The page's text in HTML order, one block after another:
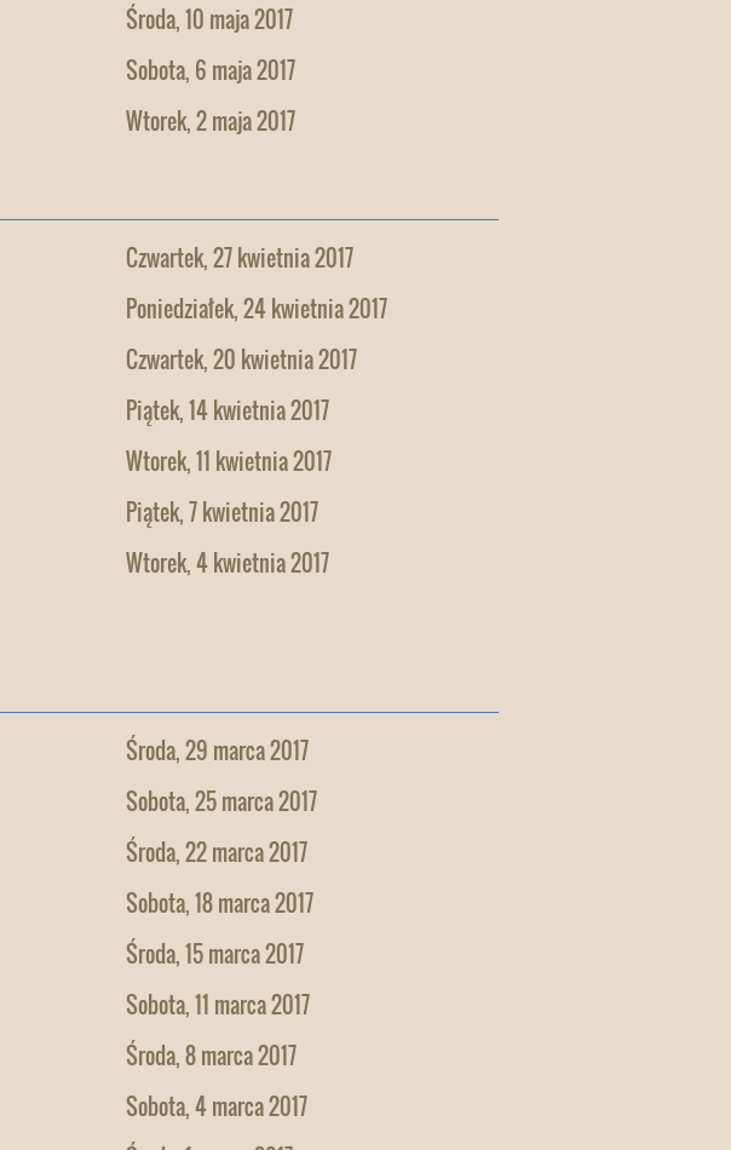
Środa, 10 maja 2017
Sobota, 6 maja 2017
Wtorek, 2 maja 2017
Czwartek, 27 kwietnia 2017
Poniedziałek, 24 kwietnia 2017
Czwartek, 20 kwietnia 2017
Piątek, 14 kwietnia 2017
Wtorek, 11 kwietnia 2017
Piątek, 7 kwietnia 2017
Wtorek, 4 kwietnia 2017
Środa, 29 marca 2017
Sobota, 25 marca 2017
Środa, 22 marca 2017
Sobota, 18 marca 2017
Środa, 15 marca 2017
Sobota, 11 marca 2017
Środa, 8 marca 2017
Sobota, 4 marca 2017